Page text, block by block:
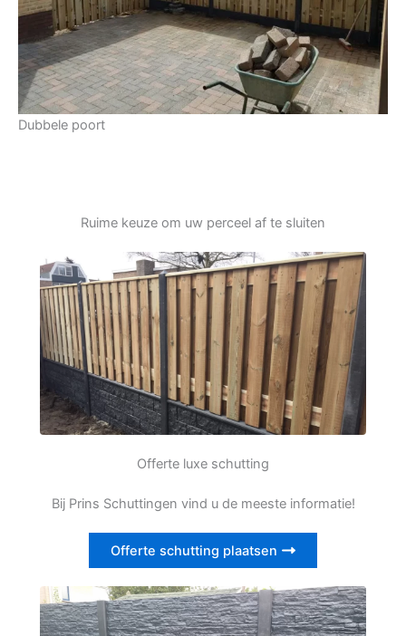
Dubbele poort
Ruime keuze om uw perceel af te sluiten
Offerte luxe schutting
Bij Prins Schuttingen vind u de meeste informatie!
Offerte schutting plaatsen